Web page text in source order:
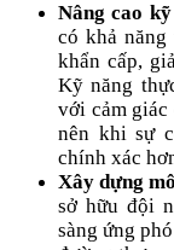
Nâng cao
có khả
khẩn cấp,
Kỹ năng
với cảm giác
nên khi sự
chính xác
Xây dựng
sở hữu đội
sàng ứng